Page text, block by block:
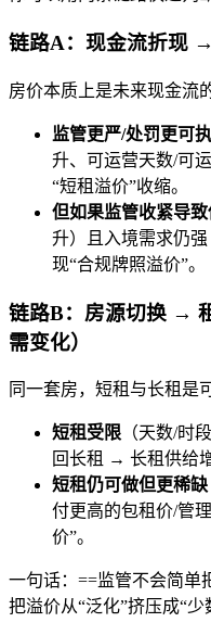
链路A：现金流折现
房价本质上是未来现金流
监管更严/处罚更可
升、可运营天数/可
“短租溢价”收缩。
但如果监管收紧导
升）且入境需求仍
现“合规牌照溢价”。
链路B：房源切换 →
需变化）
同一套房，短租与长租是
短租受限 （天数/时
回长租 → 长租供给
短租仍可做但更稀缺
付更高的包租价/管
价”。
一句话：==监管不会简单
把溢价从“泛化”挤压成“